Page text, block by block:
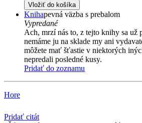
Vložiť do košíka
Knihapevná väzba s prebalom
Vypredané
Ach, mrzí nás to, z tejto knihy sa už
nemáme ju na sklade my ani
môžete mať šťastie v niektorých
nepredali posledné kusy.
Pridať do zoznamu
Hore
Pridať citát